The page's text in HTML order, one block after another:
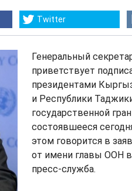
Twitter
Генеральный
приветствует
президентами
и Республики
государственной
состоявшееся
этом говорится в
от имени главы ООН
пресс-служба.